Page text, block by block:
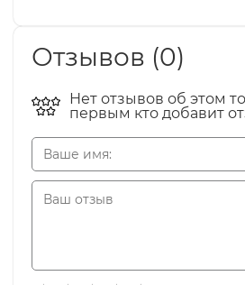
Отзывов (0)
Нет отзывов об этом
первым кто добавит